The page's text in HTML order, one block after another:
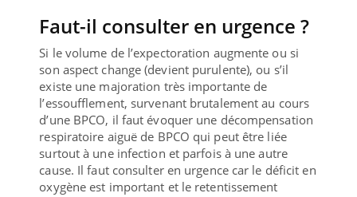
Faut-il consulter en urgence ?
Si le volume de l’expectoration augmente ou si
son aspect change (devient purulente), ou s’il
existe une majoration très importante de
l’essoufflement, survenant brutalement au cours
d’une BPCO, il faut évoquer une décompensation
respiratoire aiguë de BPCO qui peut être liée
surtout à une infection et parfois à une autre
cause. Il faut consulter en urgence car le déficit en
oxygène est important et le retentissement